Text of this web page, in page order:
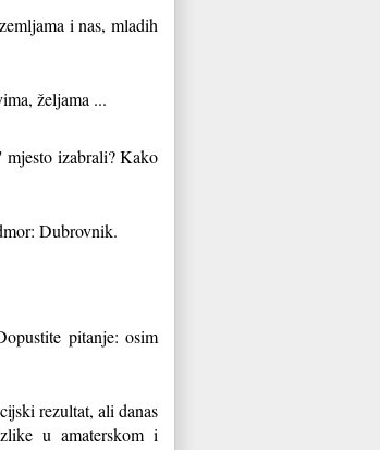
i nas, mladih
željama ...
mjesto izabrali? Kako
Dubrovnik.
pitanje: osim
rezultat, ali danas
u amaterskom i